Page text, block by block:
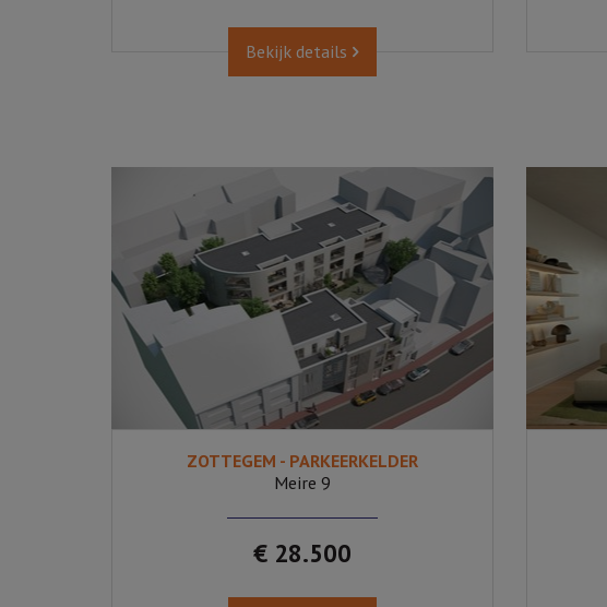
Bekijk details
Ja
ZOTTEGEM - PARKEERKELDER
Meire 9
€ 28.500